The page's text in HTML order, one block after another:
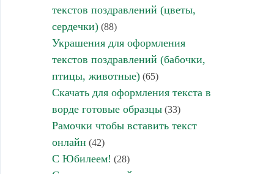
текстов поздравлений (цветы,
сердечки)(88)
Украшения для оформления
текстов поздравлений (бабочки,
птицы, животные)(65)
Скачать для оформления текста в
ворде готовые образцы(33)
Рамочки чтобы вставить текст
онлайн (42)
С Юбилеем! (28)